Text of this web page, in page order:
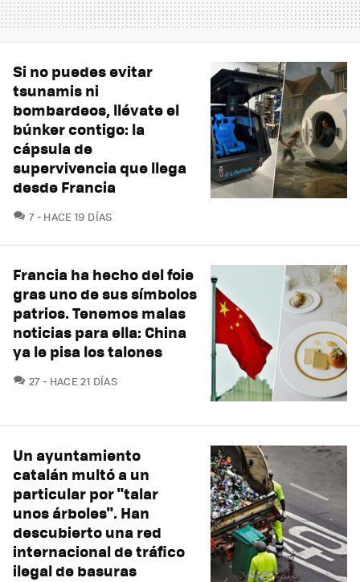
Si no puedes evitar
tsunamis ni
bombardeos, llévate el
búnker contigo: la
cápsula de
supervivencia que llega
desde Francia
7COMENTARIOS
HACE 19 DÍAS
Francia ha hecho del foie
gras uno de sus símbolos
patrios. Tenemos malas
noticias para ella: China
ya le pisa los talones
27COMENTARIOS
HACE 21 DÍAS
Un ayuntamiento
catalán multó a un
particular por "talar
unos árboles". Han
descubierto una red
internacional de tráfico
ilegal de basuras